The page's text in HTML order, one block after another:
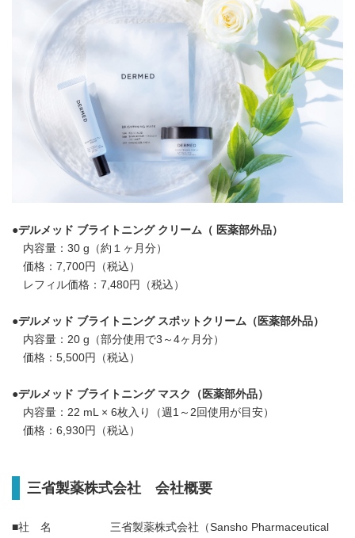
●デルメッド ブライトニング クリーム （ 医薬部外品）
内容量：30 g（約１ヶ月分）
価格：7,700円（税込）
レフィル価格：7,480円（税込）
●デルメッド ブライトニング スポットクリーム （医薬部外品）
内容量：20 g（部分使用で3～4ヶ月分）
価格：5,500円（税込）
●デルメッド ブライトニング マスク
（医薬部外品）
内容量：22 mL × 6枚入り（週1～2回使用が目安）
価格：6,930円（税込）
三省製薬株式会社 会社概要
■社 名 三省製薬株式会社（Sansho Pharmaceutical